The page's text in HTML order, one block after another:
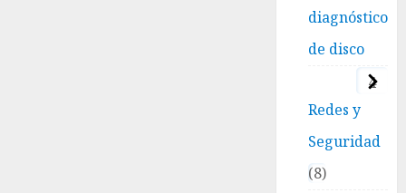
diagnóstico
de disco
4
Redes y
Seguridad
8